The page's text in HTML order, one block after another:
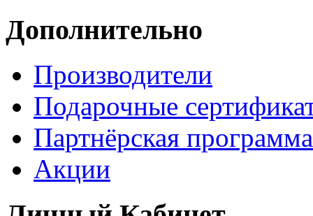
Дополнительно
Производители
Подарочные
Партнёрская программа
Акции